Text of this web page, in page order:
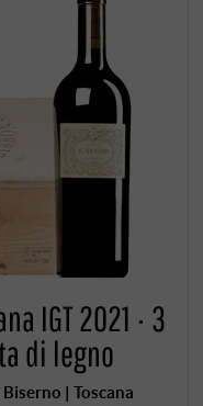
IGT 2021 · 3
di legno
| Toscana